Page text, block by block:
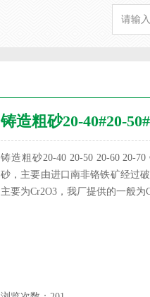
铸造粗砂20-40#20-
铸造粗砂20-40 20-50 20-60 20-
砂，主要由进口南非铬铁矿经过
主要为Cr2O3，我厂提供的一般为